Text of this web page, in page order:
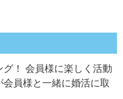
！ 会員様に楽しく活動
員様と一緒に婚活に取